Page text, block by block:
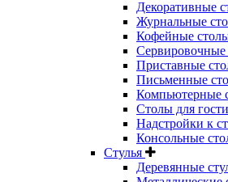
Декоративные
Журнальные
Кофейные
Сервировочные
Приставные
Письменные
Компьютерные
Столы для
Надстройки к
Консольные
Стулья
Деревянные